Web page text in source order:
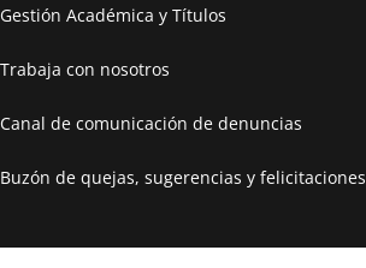
Gestión Académica y Títulos
Trabaja con nosotros
Canal de comunicación de denuncias
Buzón de quejas, sugerencias y felicitaciones